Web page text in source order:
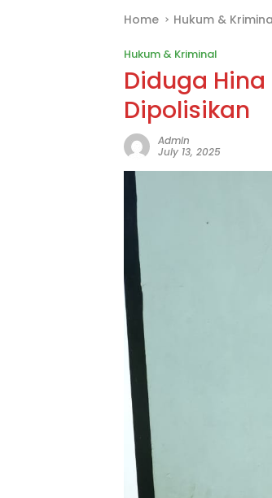
Home Hukum &
Hukum & Kriminal
Diduga
Dipolisikan
Admin
July 13, 2025